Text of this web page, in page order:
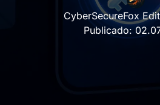
CyberSecureFox
Publicado: